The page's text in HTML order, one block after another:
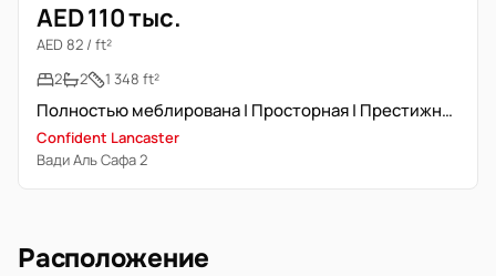
AED 110 тыс.
AED 82 / ft²
2
2 1 348 ft²
Полностью меблирована | Просторная | Престижное местоположение
Confident Lancaster
Вади Аль Сафа 2
Расположение